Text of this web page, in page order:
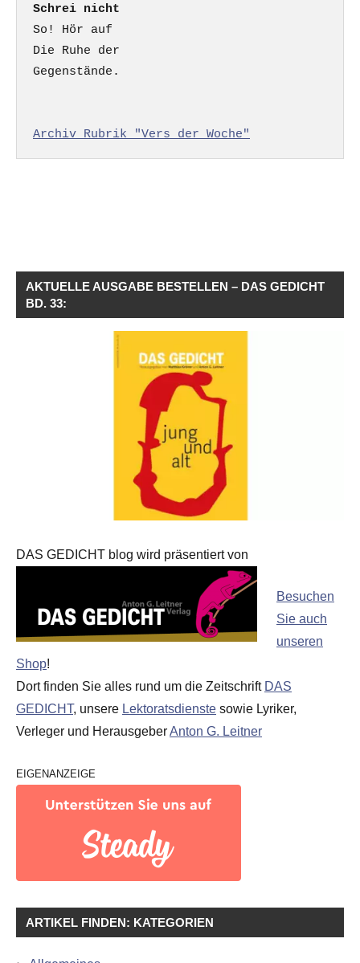
Schrei nicht
So! Hör auf
Die Ruhe der
Gegenstände.
Archiv Rubrik "Vers der Woche"
AKTUELLE AUSGABE BESTELLEN – DAS GEDICHT
BD. 33:
DAS GEDICHT blog wird präsentiert von
Besuchen
Sie auch
unseren
Shop!
Dort finden Sie alles rund um die Zeitschrift DAS
GEDICHT, unsere Lektoratsdienste sowie Lyriker,
Verleger und HerausgeberAnton G. Leitner
EIGENANZEIGE
ARTIKEL FINDEN: KATEGORIEN